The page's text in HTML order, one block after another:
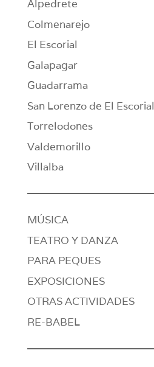
Alpedrete
Colmenarejo
El Escorial
Galapagar
Guadarrama
San Lorenzo de El Escorial
Torrelodones
Valdemorillo
Villalba
MÚSICA
TEATRO Y DANZA
PARA PEQUES
EXPOSICIONES
OTRAS ACTIVIDADES
RE-BABEL